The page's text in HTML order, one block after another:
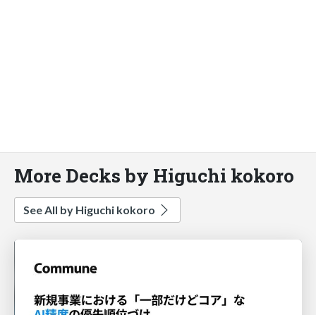
More Decks by Higuchi kokoro
See All by Higuchi kokoro